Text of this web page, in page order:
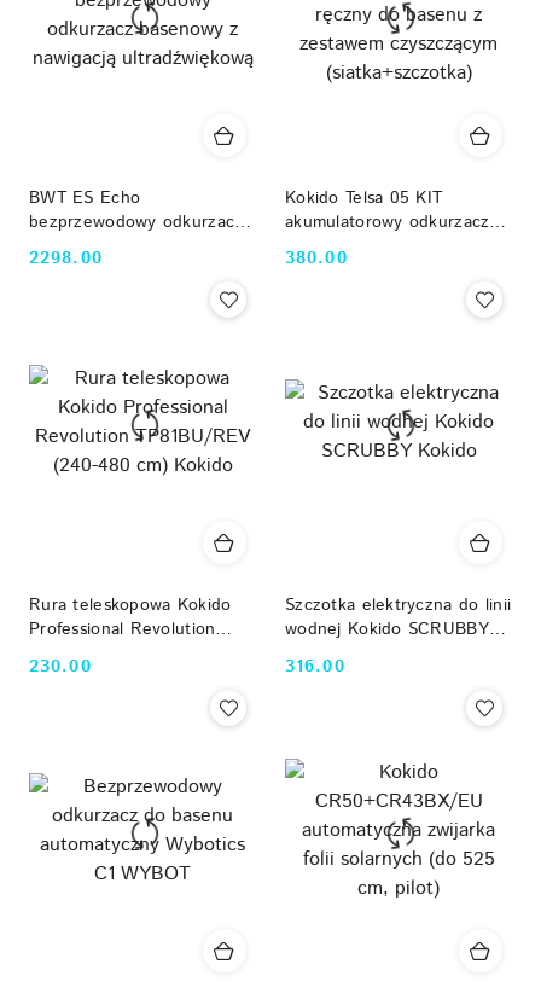
BWT ES Echo
bezprzewodowy odkurzacz
basenowy z nawigacją
ultradźwiękową
Cena:
2298.00
Kokido Telsa 05 KIT
akumulatorowy odkurzacz
ręczny do basenu z
zestawem czyszczącym
Cena:
380.00
Rura teleskopowa Kokido
Professional Revolution
TP81BU/REV (240-480 cm)
Kokido
Cena:
230.00
Szczotka elektryczna do linii
wodnej Kokido SCRUBBY
Kokido
Cena:
316.00